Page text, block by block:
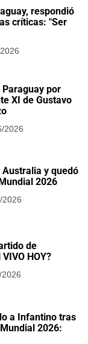
respondió
críticas: "Ser
por
XI de Gustavo
2026
y quedó
2026
2026
de
HOY?
2026
a Infantino tras
2026: